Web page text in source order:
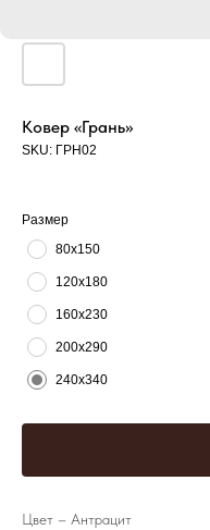
Ковер «Грань»
SKU: ГРН02
Размер
80х150
120х180
160х230
200х290
240х340
Цвет – Антрацит